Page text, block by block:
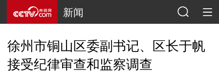
新闻
徐州市铜山区委副书记、区长于帆
接受纪律审查和监察调查